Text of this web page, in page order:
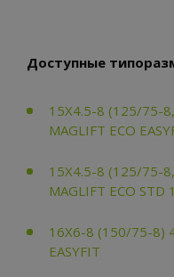
Доступные
15X4.5-8 (125/75-
MAGLIFT ECO
15X4.5-8 (125/75-
MAGLIFT ECO
16X6-8 (150/75-8)
EASYFIT